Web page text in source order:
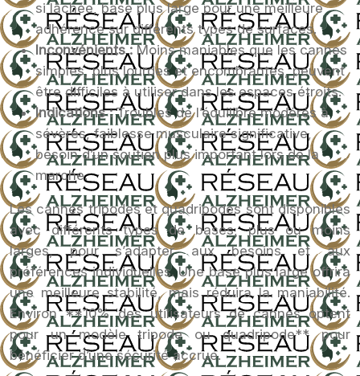
si lâchée, base plus large pour une meilleure
adhérence sur différents types de surfaces.
Inconvénients :Moins maniables que les cannes
simples, plus lourdes et encombrantes, peuvent
être difficiles à utiliser dans les espaces étroits.
Indications :Troubles de l’équilibre modérés à
sévères, faiblesse musculaire significative,
besoin d’un soutien plus important lors de la
marche.
Les cannes tripodes et quadripodes sont disponibles
avec différents types de bases, plus ou moins
larges, pour s’adapter aux besoins et aux
préférences individuelles. Une base plus large offrira
une meilleure stabilité, mais réduira la maniabilité.
Environ **10% des utilisateurs de cannes optent
pour un modèle tripode ou quadripode** pour
bénéficier d’une sécurité accrue.